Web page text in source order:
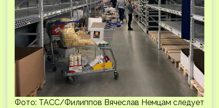
Фото: ТАСС/Филиппов Вячеслав Немцам следует